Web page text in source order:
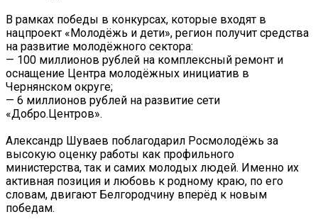
В рамках победы в конкурсах, которые входят в
нацпроект «Молодёжь и дети», регион получит средства
на развитие молодёжного сектора:
— 100 миллионов рублей на комплексный ремонт и
оснащение Центра молодёжных инициатив в
Чернянском округе;
— 6 миллионов рублей на развитие сети
«Добро.Центров».
Александр Шуваев поблагодарил Росмолодёжь за
высокую оценку работы как профильного
министерства, так и самих молодых людей. Именно их
активная позиция и любовь к родному краю, по его
словам, двигают Белгородчину вперёд к новым
победам.